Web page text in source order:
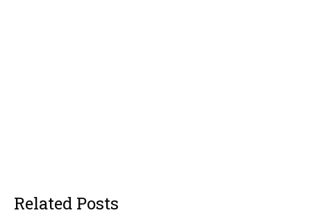
Related Posts